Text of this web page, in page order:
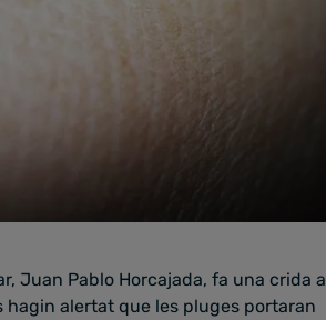
Juan Pablo Horcajada, fa una crida a
hagin alertat que les pluges portaran